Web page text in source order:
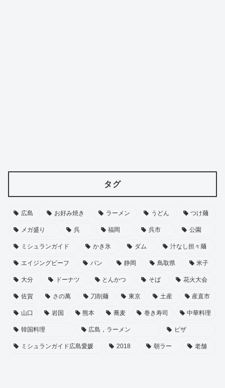
タグ
広島 お好み焼き ラーメン うどん つけ麺
メガ盛り 呉 福岡 呉市 公園
ミシュランガイド かき氷 ダム 汁なし担々麺
エイジングビーフ パン 静岡 鳥取県 米子
大分 ドーナツ とんかつ そば 花火大会
佐賀 さの萬 刀削麺 東京 土産 産直市
山口 岩国 熊本 蕎麦 巻き寿司 中華料理
韓国料理 広島，ラーメン ピザ
ミシュランガイド広島愛媛 2018 朝ラー 老舗